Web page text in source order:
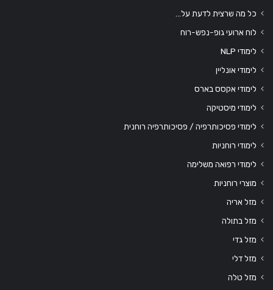
כל מה שרצית לדעת על…
לוח ארועי גופ-נפש-רוח
לימודי NLP
לימודי אונליין
לימודי אקסס בארס
לימודי מיסטיקה
לימודי פסיכותרפיה / פסיכותרפיה רוחנית
לימודי רוחניות
לימודי רפואה משלימה
מוצרי רוחניות
מזל אריה
מזל בתולה
מזל גדי
מזל דלי
מזל טלה